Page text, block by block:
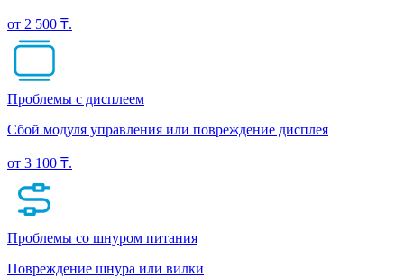
от 2 500 ₸.
Проблемы с дисплеем
Сбой модуля управления или повреждение дисплея
от 3 100 ₸.
Проблемы со шнуром питания
Повреждение шнура или вилки